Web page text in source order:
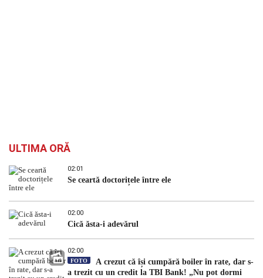
ULTIMA ORĂ
02:01
Se ceartă doctorițele între ele
02:00
Cică ăsta-i adevărul
02:00
FOTO
A crezut că își cumpără boiler în rate, dar s-
a trezit cu un credit la TBI Bank! „Nu pot dormi